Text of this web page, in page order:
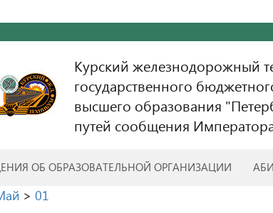
Курский железнодорожный
государственного
высшего образования
путей сообщения
ОБ ОБРАЗОВАТЕЛЬНОЙ ОРГАНИЗАЦИИ
> 01